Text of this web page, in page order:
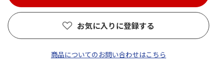
お気に入りに登録する
商品についてのお問い合わせはこちら